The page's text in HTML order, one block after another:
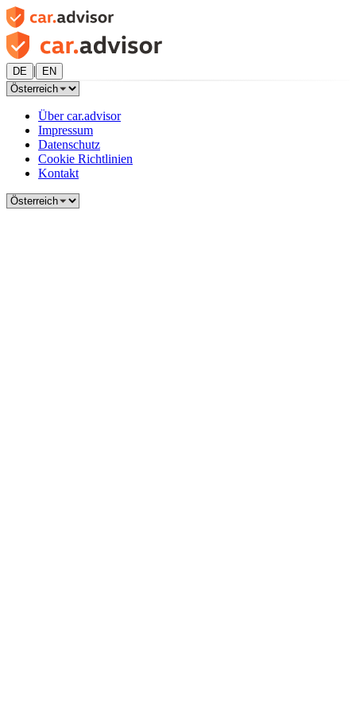
DE | EN
Über car.advisor
Impressum
Datenschutz
Cookie Richtlinien
Kontakt